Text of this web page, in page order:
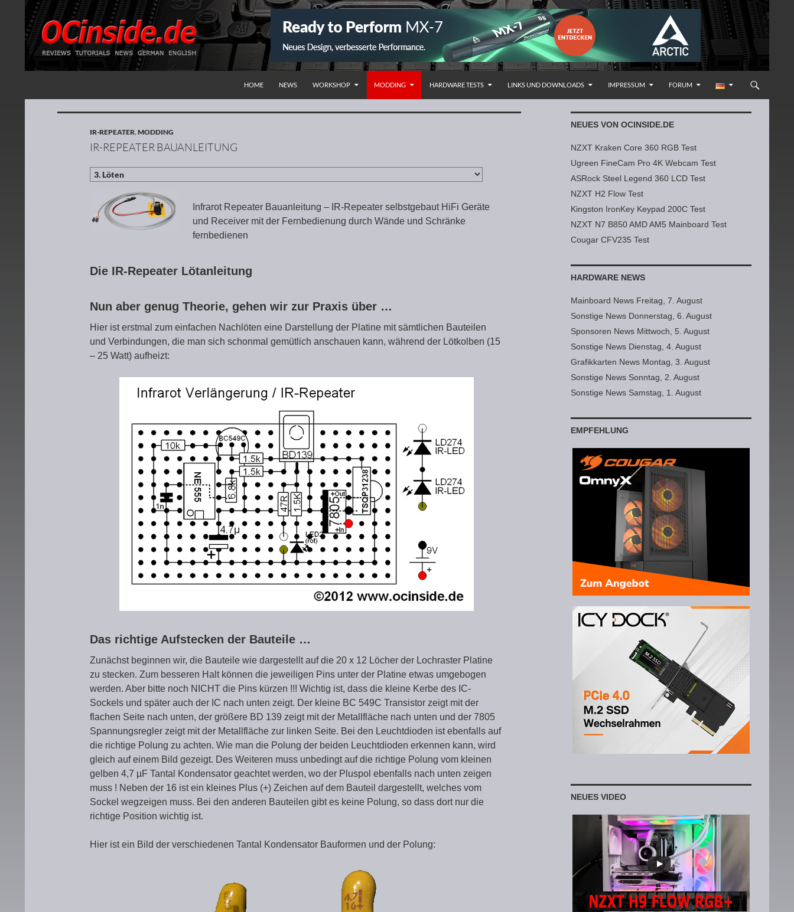
HOME
NEWS WORKSHOP MODDING HARDWARE TESTS LINKS UND DOWNLOADS IMPRESSUM FORUM
IR-REPEATER,MODDING
IR-REPEATER BAUANLEITUNG
Infrarot Repeater Bauanleitung – IR-Repeater selbstgebaut HiFi Geräte
und Receiver mit der Fernbedienung durch Wände und Schränke
fernbedienen
Die IR-Repeater Lötanleitung
Nun aber genug Theorie, gehen wir zur Praxis über …
Hier ist erstmal zum einfachen Nachlöten eine Darstellung der Platine mit sämtlichen Bauteilen
und Verbindungen, die man sich schonmal gemütlich anschauen kann, während der Lötkolben (15
– 25 Watt) aufheizt:
Das richtige Aufstecken der Bauteile …
Zunächst beginnen wir, die Bauteile wie dargestellt auf die 20 x 12 Löcher der Lochraster Platine
zu stecken. Zum besseren Halt können die jeweiligen Pins unter der Platine etwas umgebogen
werden. Aber bitte noch NICHT die Pins kürzen !!! Wichtig ist, dass die kleine Kerbe des IC-
Sockels und später auch der IC nach unten zeigt. Der kleine BC 549C Transistor zeigt mit der
flachen Seite nach unten, der größere BD 139 zeigt mit der Metallfläche nach unten und der 7805
Spannungsregler zeigt mit der Metallfläche zur linken Seite. Bei den Leuchtdioden ist ebenfalls auf
die richtige Polung zu achten. Wie man die Polung der beiden Leuchtdioden erkennen kann, wird
gleich auf einem Bild gezeigt. Des Weiteren muss unbedingt auf die richtige Polung vom kleinen
gelben 4,7 µF Tantal Kondensator geachtet werden, wo der Pluspol ebenfalls nach unten zeigen
muss ! Neben der 16 ist ein kleines Plus (+) Zeichen auf dem Bauteil dargestellt, welches vom
Sockel wegzeigen muss. Bei den anderen Bauteilen gibt es keine Polung, so dass dort nur die
richtige Position wichtig ist.
Hier ist ein Bild der verschiedenen Tantal Kondensator Bauformen und der Polung:
NEUES VON OCINSIDE.DE
NZXT Kraken Core 360 RGB Test
Ugreen FineCam Pro 4K Webcam Test
ASRock Steel Legend 360 LCD Test
NZXT H2 Flow Test
Kingston IronKey Keypad 200C Test
NZXT N7 B850 AMD AM5 Mainboard Test
Cougar CFV235 Test
HARDWARE NEWS
Mainboard News Freitag, 7. August
Sonstige News Donnerstag, 6. August
Sponsoren News Mittwoch, 5. August
Sonstige News Dienstag, 4. August
Grafikkarten News Montag, 3. August
Sonstige News Sonntag, 2. August
Sonstige News Samstag, 1. August
EMPFEHLUNG
NEUES VIDEO